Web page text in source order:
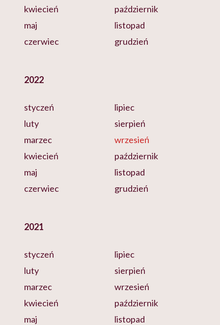
kwiecień
maj
czerwiec
październik
listopad
grudzień
2022
styczeń
luty
marzec
kwiecień
maj
czerwiec
lipiec
sierpień
wrzesień
październik
listopad
grudzień
2021
styczeń
luty
marzec
kwiecień
maj
lipiec
sierpień
wrzesień
październik
listopad